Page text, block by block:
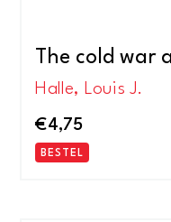
The cold war
Halle, Louis J.
€4,75
BESTEL